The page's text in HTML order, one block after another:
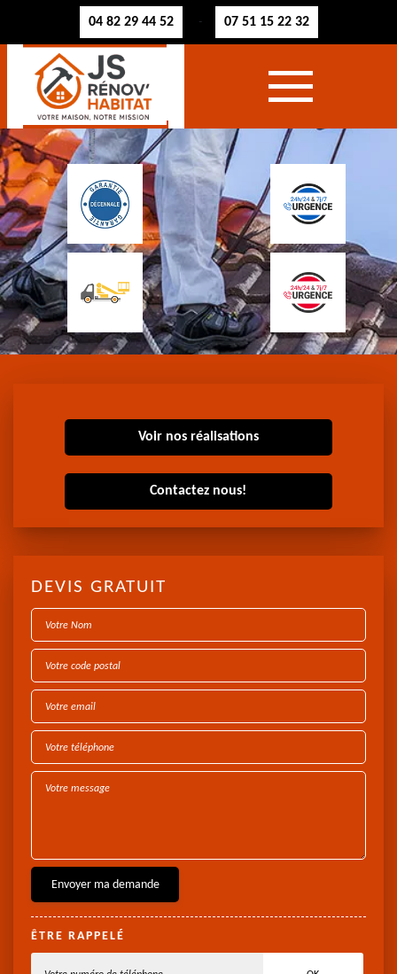
04 82 29 44 52 - 07 51 15 22 32
Voir nos réalisations
Contactez nous!
DEVIS GRATUIT
ÊTRE RAPPELÉ